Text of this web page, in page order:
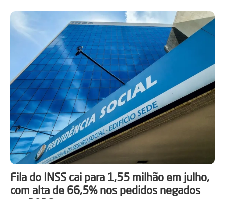
Fila do INSS cai para 1,55 milhão em julho,
com alta de 66,5% nos pedidos negados